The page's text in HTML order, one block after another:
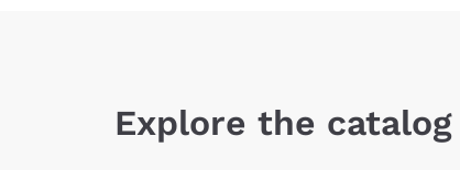
Explore the catalog